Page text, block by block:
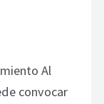
Al
convocar